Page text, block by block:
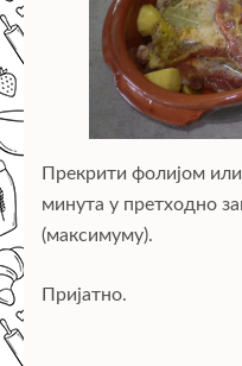
Прекрити фолијом
минута у претходно
(максимуму).
Пријатно.